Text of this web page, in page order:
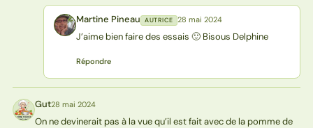
MP Martine Pineau AUTRICE 28 mai 2024
J’aime bien faire des essais 🙂 Bisous Delphine
Répondre
G Gut28 mai 2024
On ne devinerait pas à la vue qu’il est fait avec de la pomme de